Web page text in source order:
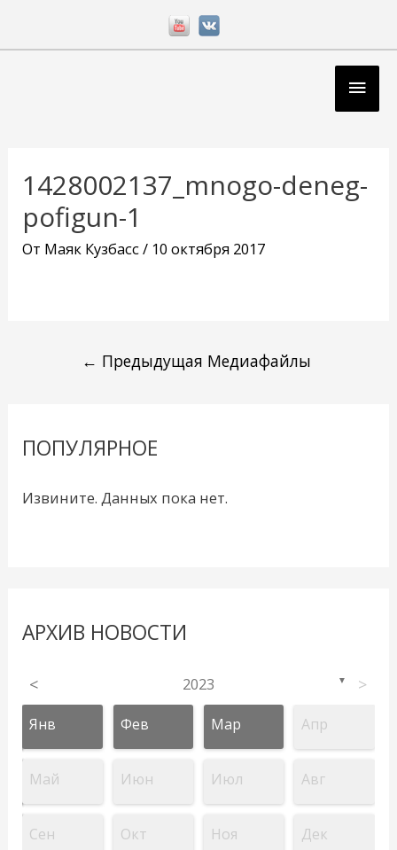
1428002137_mnogo-deneg-
pofigun-1
От Маяк Кузбасс/ 10 октября 2017
записям
← Предыдущая Медиафайлы
ПОПУЛЯРНОЕ
Извините. Данных пока нет.
АРХИВ НОВОСТИ
< 2023 ▼ >
Янв Фев Мар Апр
Май Июн Июл Авг
Сен Окт Ноя Дек